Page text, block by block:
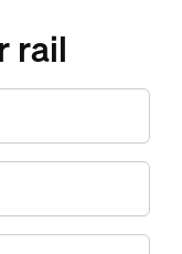
rail